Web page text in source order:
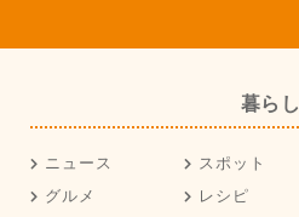
暮らし
ニュース スポット
グルメ
レシピ